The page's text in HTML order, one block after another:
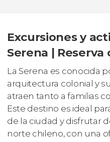
Excursiones y
Serena | Reserva
La Serena es conocida
arquitectura colonial y
atraen tanto a familias
Este destino es ideal
de la ciudad y disfrutar
norte chileno, con una